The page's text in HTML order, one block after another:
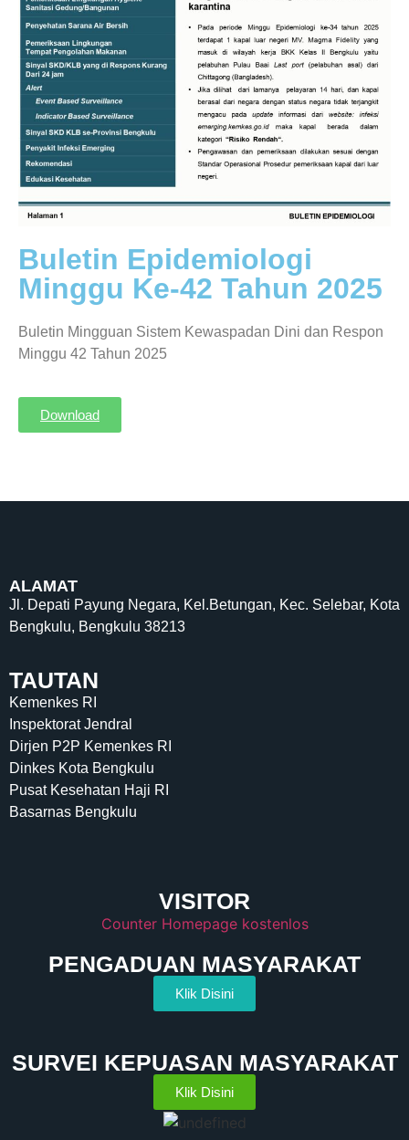
Buletin Epidemiologi
Minggu Ke-42 Tahun 2025
Buletin Mingguan Sistem Kewaspadan Dini dan Respon
Minggu 42 Tahun 2025
Download
ALAMAT
Jl. Depati Payung Negara, Kel.Betungan, Kec. Selebar, Kota
Bengkulu, Bengkulu 38213
TAUTAN
Kemenkes RI
Inspektorat Jendral
Dirjen P2P Kemenkes RI
Dinkes Kota Bengkulu
Pusat Kesehatan Haji RI
Basarnas Bengkulu
VISITOR
Counter Homepage kostenlos
PENGADUAN MASYARAKAT
Klik Disini
SURVEI KEPUASAN MASYARAKAT
Klik Disini